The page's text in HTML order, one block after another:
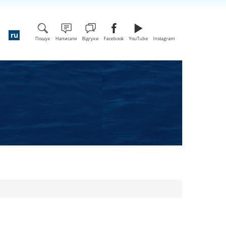
Пошук Написати Відгуки Facebook YouTube Instagram